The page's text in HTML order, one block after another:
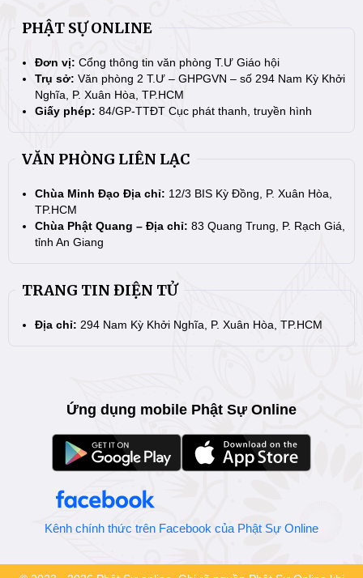
PHẬT SỰ ONLINE
Đơn vị: Cổng thông tin văn phòng T.Ư Giáo hội
Trụ sở: Văn phòng 2 T.Ư – GHPGVN – số 294 Nam Kỳ Khởi
Nghĩa, P. Xuân Hòa, TP.HCM
Giấy phép: 84/GP-TTĐT Cục phát thanh, truyền hình
VĂN PHÒNG LIÊN LẠC
Chùa Minh Đạo Địa chỉ: 12/3 BIS Kỳ Đồng, P. Xuân Hòa,
TP.HCM
Chùa Phật Quang – Địa chỉ: 83 Quang Trung, P. Rạch Giá,
tỉnh An Giang
TRANG TIN ĐIỆN TỬ
Địa chỉ: 294 Nam Kỳ Khởi Nghĩa, P. Xuân Hòa, TP.HCM
Ứng dụng mobile Phật Sự Online
Kênh chính thức trên Facebook của Phật Sự Online